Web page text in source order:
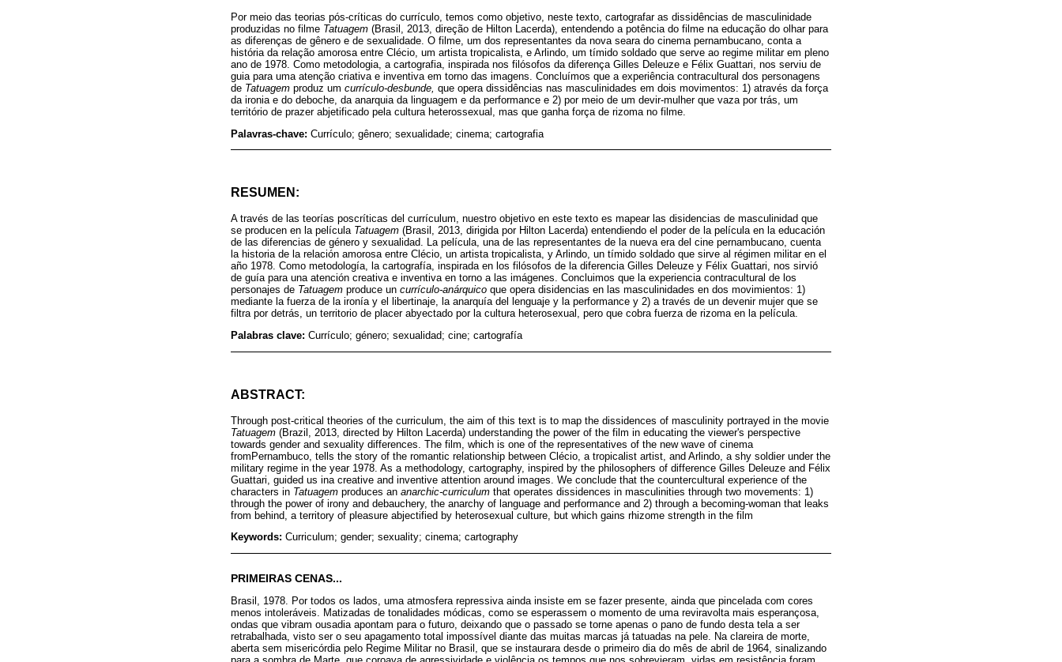
Por meio das teorias pós-críticas do currículo, temos como objetivo, neste texto, cartografar as dissidências de masculinidade
produzidas no filme Tatuagem (Brasil, 2013, direção de Hilton Lacerda), entendendo a potência do filme na educação do olhar para
as diferenças de gênero e de sexualidade. O filme, um dos representantes da nova seara do cinema pernambucano, conta a
história da relação amorosa entre Clécio, um artista tropicalista, e Arlindo, um tímido soldado que serve ao regime militar em pleno
ano de 1978. Como metodologia, a cartografia, inspirada nos filósofos da diferença Gilles Deleuze e Félix Guattari, nos serviu de
guia para uma atenção criativa e inventiva em torno das imagens. Concluímos que a experiência contracultural dos personagens
de Tatuagem produz um currículo-desbunde, que opera dissidências nas masculinidades em dois movimentos: 1) através da força
da ironia e do deboche, da anarquia da linguagem e da performance e 2) por meio de um devir-mulher que vaza por trás, um
território de prazer abjetificado pela cultura heterossexual, mas que ganha força de rizoma no filme.
Palavras-chave: Currículo; gênero; sexualidade; cinema; cartografia
RESUMEN:
A través de las teorías poscríticas del currículum, nuestro objetivo en este texto es mapear las disidencias de masculinidad que
se producen en la película Tatuagem (Brasil, 2013, dirigida por Hilton Lacerda) entendiendo el poder de la película en la educación
de las diferencias de género y sexualidad. La película, una de las representantes de la nueva era del cine pernambucano, cuenta
la historia de la relación amorosa entre Clécio, un artista tropicalista, y Arlindo, un tímido soldado que sirve al régimen militar en el
año 1978. Como metodología, la cartografía, inspirada en los filósofos de la diferencia Gilles Deleuze y Félix Guattari, nos sirvió
de guía para una atención creativa e inventiva en torno a las imágenes. Concluimos que la experiencia contracultural de los
personajes de Tatuagem produce un currículo-anárquico que opera disidencias en las masculinidades en dos movimientos: 1)
mediante la fuerza de la ironía y el libertinaje, la anarquía del lenguaje y la performance y 2) a través de un devenir mujer que se
filtra por detrás, un territorio de placer abyectado por la cultura heterosexual, pero que cobra fuerza de rizoma en la película.
Palabras clave: Currículo; género; sexualidad; cine; cartografía
ABSTRACT:
Through post-critical theories of the curriculum, the aim of this text is to map the dissidences of masculinity portrayed in the movie
Tatuagem (Brazil, 2013, directed by Hilton Lacerda) understanding the power of the film in educating the viewer's perspective
towards gender and sexuality differences. The film, which is one of the representatives of the new wave of cinema
fromPernambuco, tells the story of the romantic relationship between Clécio, a tropicalist artist, and Arlindo, a shy soldier under the
military regime in the year 1978. As a methodology, cartography, inspired by the philosophers of difference Gilles Deleuze and Félix
Guattari, guided us ina creative and inventive attention around images. We conclude that the countercultural experience of the
characters in Tatuagem produces an anarchic-curriculum that operates dissidences in masculinities through two movements: 1)
through the power of irony and debauchery, the anarchy of language and performance and 2) through a becoming-woman that leaks
from behind, a territory of pleasure abjectified by heterosexual culture, but which gains rhizome strength in the film
Keywords: Curriculum; gender; sexuality; cinema; cartography
PRIMEIRAS CENAS...
Brasil, 1978. Por todos os lados, uma atmosfera repressiva ainda insiste em se fazer presente, ainda que pincelada com cores
menos intoleráveis. Matizadas de tonalidades módicas, como se esperassem o momento de uma reviravolta mais esperançosa,
ondas que vibram ousadia apontam para o futuro, deixando que o passado se torne apenas o pano de fundo desta tela a ser
retrabalhada, visto ser o seu apagamento total impossível diante das muitas marcas já tatuadas na pele. Na clareira de morte,
aberta sem misericórdia pelo Regime Militar no Brasil, que se instaurara desde o primeiro dia do mês de abril de 1964, sinalizando